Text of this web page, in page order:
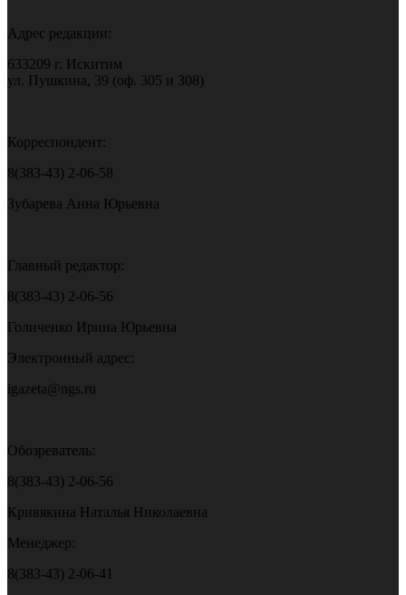
Адрес редакции:
633209 г. Искитим
ул. Пушкина, 39 (оф. 305 и 308)
Корреспондент:
8(383-43) 2-06-58
Зубарева Анна Юрьевна
Главный редактор:
8(383-43) 2-06-56
Голиченко Ирина Юрьевна
Электронный адрес:
igazeta@ngs.ru
Обозреватель:
8(383-43) 2-06-56
Кривякина Наталья Николаевна
Менеджер:
8(383-43) 2-06-41